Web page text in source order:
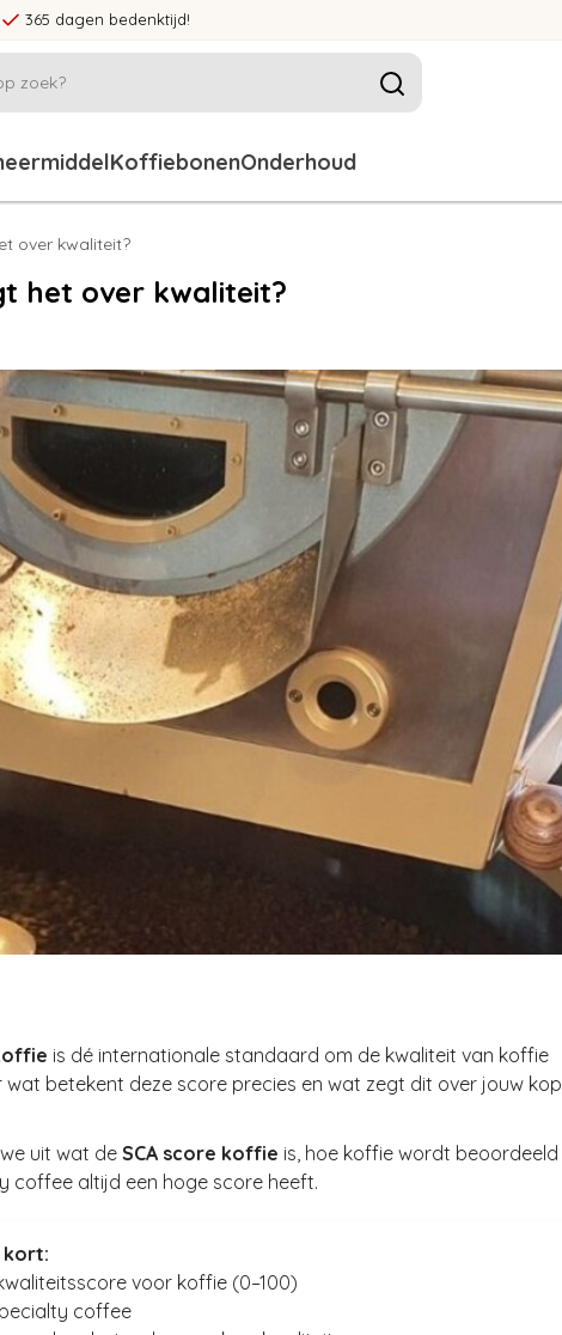
365 dagen bedenktijd!
KoffiebonenOnderhoud
over kwaliteit?
het over kwaliteit?
is dé internationale standaard om de kwaliteit van koffie
wat betekent deze score precies en wat zegt dit over jouw kop
uit wat de SCA score koffie is, hoe koffie wordt beoordeeld
coffee altijd een hoge score heeft.
kort:
voor koffie (0–100)
coffee